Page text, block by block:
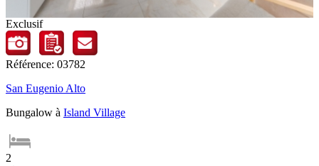
Exclusif
Référence: 03782
San Eugenio Alto
Bungalow à Island Village
2